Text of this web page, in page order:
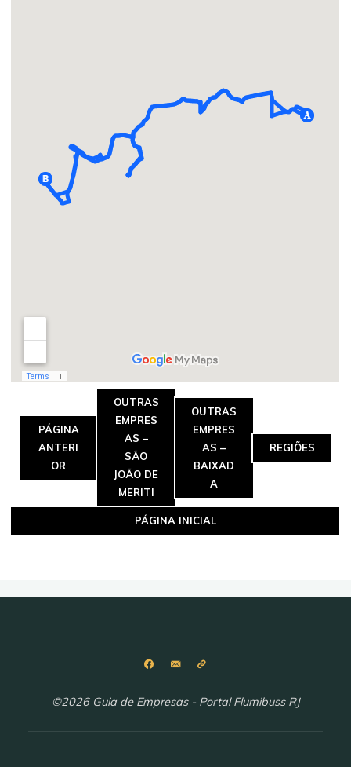
PÁGINA
ANTERI
OR
OUTRAS
EMPRES
AS –
SÃO
JOÃO DE
MERITI
OUTRAS
EMPRES
AS –
BAIXAD
A
REGIÕES
PÁGINA INICIAL
©2026 Guia de Empresas - Portal Flumibuss RJ